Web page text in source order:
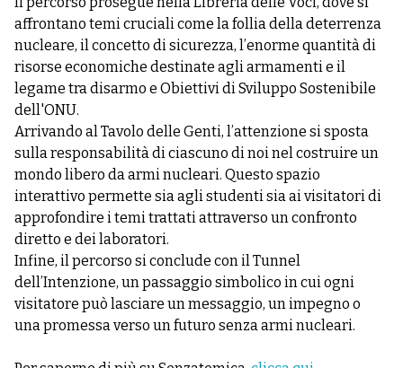
affrontano temi cruciali come la follia della deterrenza
nucleare, il concetto di sicurezza, l’enorme quantità di
risorse economiche destinate agli armamenti e il
legame tra disarmo e Obiettivi di Sviluppo Sostenibile
dell'ONU.
Arrivando al Tavolo delle Genti, l’attenzione si sposta
sulla responsabilità di ciascuno di noi nel costruire un
mondo libero da armi nucleari. Questo spazio
interattivo permette sia agli studenti sia ai visitatori di
approfondire i temi trattati attraverso un confronto
diretto e dei laboratori.
Infine, il percorso si conclude con il Tunnel
dell’Intenzione, un passaggio simbolico in cui ogni
visitatore può lasciare un messaggio, un impegno o
una promessa verso un futuro senza armi nucleari.